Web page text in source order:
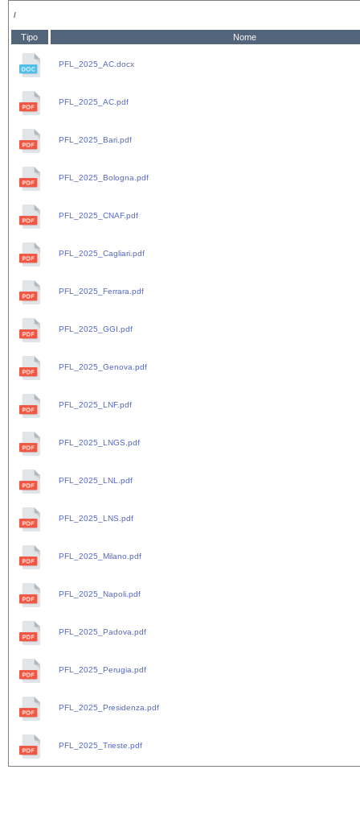
/
Tipo Nome
PFL_2025_AC.docx
PFL_2025_AC.pdf
PFL_2025_Bari.pdf
PFL_2025_Bologna.pdf
PFL_2025_CNAF.pdf
PFL_2025_Cagliari.pdf
PFL_2025_Ferrara.pdf
PFL_2025_GGI.pdf
PFL_2025_Genova.pdf
PFL_2025_LNF.pdf
PFL_2025_LNGS.pdf
PFL_2025_LNL.pdf
PFL_2025_LNS.pdf
PFL_2025_Milano.pdf
PFL_2025_Napoli.pdf
PFL_2025_Padova.pdf
PFL_2025_Perugia.pdf
PFL_2025_Presidenza.pdf
PFL_2025_Trieste.pdf